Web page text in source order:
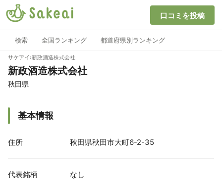
口コミを投稿
検索 全国ランキング 都道府県別ランキング
サケアイ ›新政酒造株式会社
新政酒造株式会社
秋田県
基本情報
住所 秋田県秋田市大町6-2-35
代表銘柄 なし